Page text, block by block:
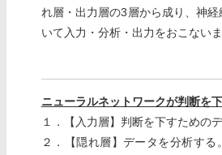
れ層・出力層の3層から成り、神
いて入力・分析・出力をおこないま
ニューラルネットワークが判断を
１．【入力層】判断を下すための
２．【隠れ層】データを分析する